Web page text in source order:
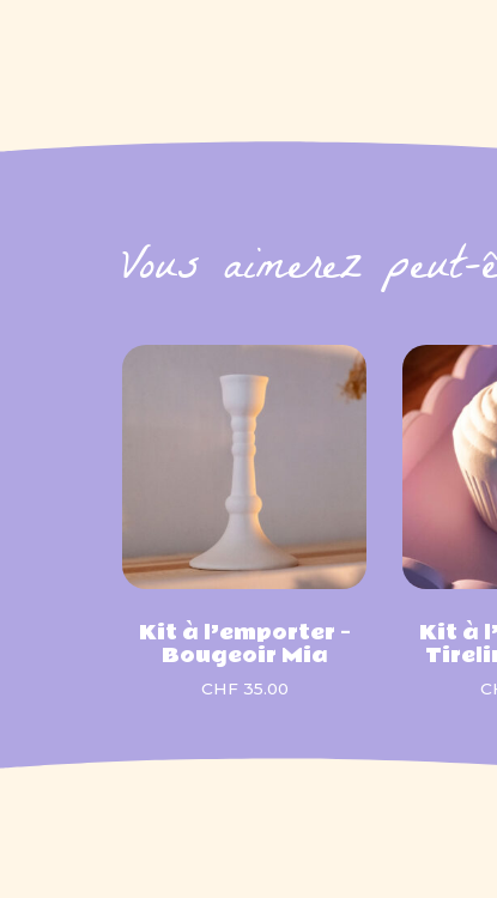
Vous aimerez
Kit à l’emporter –
Bougeoir Mia
CHF35.00
Kit à